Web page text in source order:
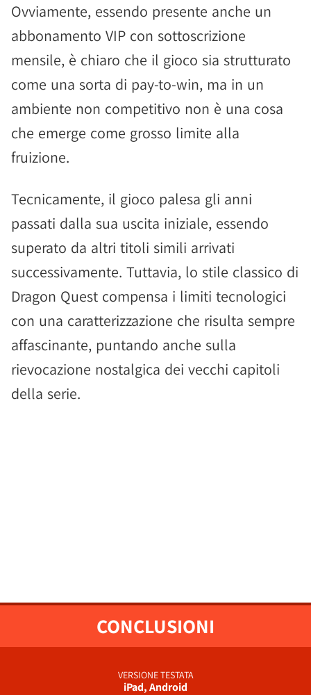
Ovviamente, essendo presente anche un
abbonamento VIP con sottoscrizione
mensile, è chiaro che il gioco sia strutturato
come una sorta di pay-to-win, ma in un
ambiente non competitivo non è una cosa
che emerge come grosso limite alla
fruizione.
Tecnicamente, il gioco palesa gli anni
passati dalla sua uscita iniziale, essendo
superato da altri titoli simili arrivati
successivamente. Tuttavia, lo stile classico di
Dragon Quest compensa i limiti tecnologici
con una caratterizzazione che risulta sempre
affascinante, puntando anche sulla
rievocazione nostalgica dei vecchi capitoli
della serie.
CONCLUSIONI
VERSIONE TESTATA
iPad, Android